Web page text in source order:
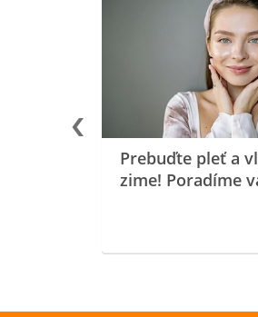
Prebuďte pleť a
zime! Poradíme